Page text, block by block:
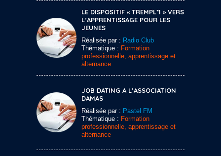
LE DISPOSITIF « TREMPL’1 » VERS
L’APPRENTISSAGE POUR LES
JEUNES
Réalisée par : Radio Club
Thématique : Formation
professionnelle, apprentissage et
alternance
JOB DATING A L’ASSOCIATION
DAMAS
Réalisée par : Pastel FM
Thématique : Formation
professionnelle, apprentissage et
alternance